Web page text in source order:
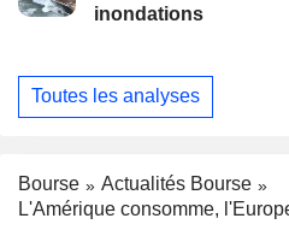
inondations
Toutes les analyses
Bourse
Actualités Bourse
L'Amérique consomme,